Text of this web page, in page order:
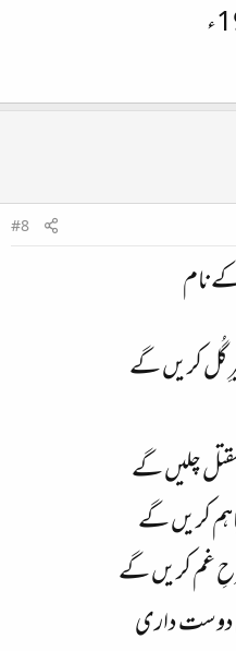
#8
نام
گُل کریں گے
چلیں گے
کریں گے
غم کریں گے
دوست داری